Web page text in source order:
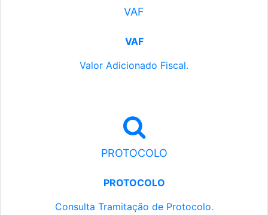
VAF
VAF
Valor Adicionado Fiscal.
PROTOCOLO
PROTOCOLO
Consulta Tramitação de Protocolo.